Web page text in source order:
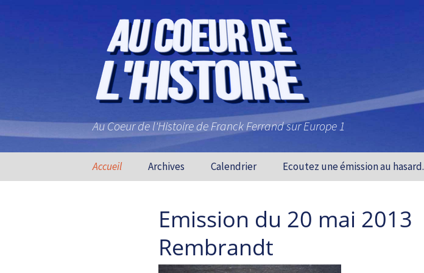
Au Coeur de l'Histoire de Franck Ferrand sur Europe 1
Aller au contenu principal
Accueil Archives Calendrier Ecoutez une émission au hasard.
Emission du 20 mai 2013
Rembrandt